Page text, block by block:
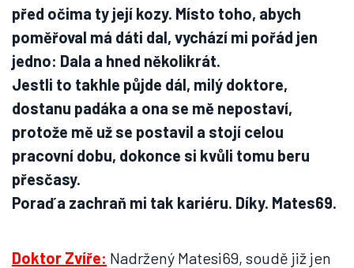
před očima ty její kozy. Místo toho, abych
poměřoval má dáti dal, vychází mi pořád jen
jedno: Dala a hned několikrát.
Jestli to takhle půjde dál, milý doktore,
dostanu padáka a ona se mě nepostaví,
protože mě už se postavil a stojí celou
pracovní dobu, dokonce si kvůli tomu beru
přesčasy.
Poraď a zachraň mi tak kariéru. Díky. Mates69.
Doktor Zvíře: Nadržený Matesi69, soudě již jen